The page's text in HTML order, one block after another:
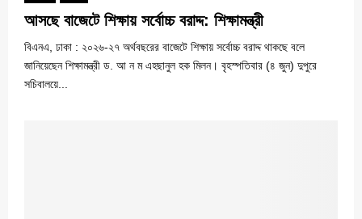
আসছে বাজেটে শিক্ষায় সর্বোচ্চ বরাদ্দ: শিক্ষামন্ত্রী
বিএনএ, ঢাকা : ২০২৬-২৭ অর্থবছরের বাজেটে শিক্ষায় সর্বোচ্চ বরাদ্দ থাকছে বলে
জানিয়েছেন শিক্ষামন্ত্রী ড. আ ন ম এহছানুল হক মিলন। বৃহস্পতিবার (৪ জুন) দুপুরে
সচিবালয়ে...